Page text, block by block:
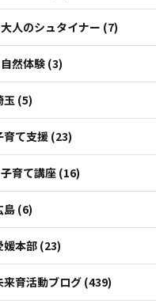
大人のシュタイナー (7)
自然体験 (3)
玉 (5)
育て支援 (23)
子育て講座 (16)
島 (6)
媛本部 (23)
来育活動ブログ (439)